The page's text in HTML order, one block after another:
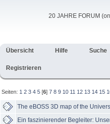
20 JAHRE FORUM
Übersicht Hilfe Suche
Registrieren
Seiten: 1 2 3 4 5 [6]7 8 9 10 11 12 13 14 15
The eBOSS 3D map of the
Ein faszinierender Begleiter: